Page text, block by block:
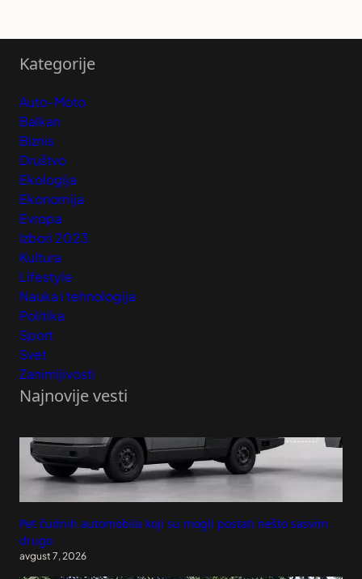
Kategorije
Auto-Moto
Balkan
Biznis
Društvo
Ekologija
Ekonomija
Evropa
Izbori 2023
Kultura
Lifestyle
Nauka i tehnologija
Politika
Sport
Svet
Zanimljivosti
Najnovije vesti
Pet čudnih automobila koji su mogli postati nešto sasvim
drugo
avgust 7, 2026